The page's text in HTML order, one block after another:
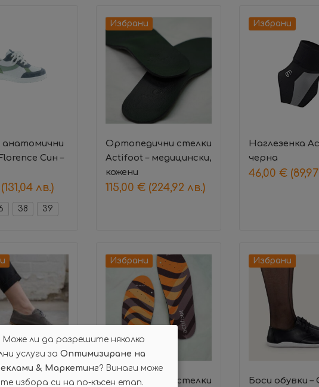
анатомични
Син –
(131,04 лв.)
38 39
Избрани
Ортопедични стелки
Actifoot – медицински,
кожени
115,00 € (224,92 лв.)
Избрани
Наглезенка
черна
46,00 €
– Snekers
Избрани
Ортопедични стелки
Избрани
Боси обувки –
ли да разрешите няколко
услуги за Оптимизиране на
& Маркетинг? Винаги може
избора си на по-късен етап.